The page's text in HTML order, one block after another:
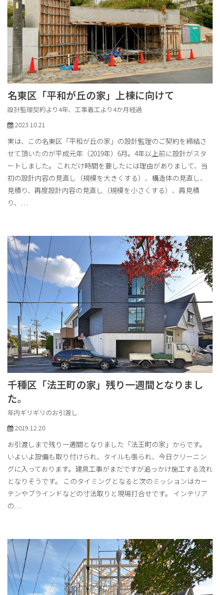
名東区「平和が丘の家」上棟に向けて
設計監理契約より4年、工事着工より4か月経過
2023.10.21
実は、この名東区「平和が丘の家」の設計監理のご契約を締結さ
せて頂いたのが平成元年（2019年）6月。4年以上前に設計がスタ
ートしました。 これだけ時間を要したには理由がありまして、当
初の設計内容の見直し（規模を大きくする）、構造体の見直し、
見積り、再度設計内容の見直し（規模を小さくする）、再見積
り、 . . .
千種区「法王町の家」残り一週間となりまし
た。
年内ギリギリのお引渡し
2019.12.20
お引渡しまで残り一週間となりました「法王町の家」からです。
いよいよ設備も取り付けられ、タイルも張られ、今日クリーニン
グに入っております。建具工事がまだですが追っかけ施工する流れ
となりそうです。 このタイミングとなると次のミッションはカー
テンやブラインドなどの寸法取りと現場打合せです。 インテリア
の. . .